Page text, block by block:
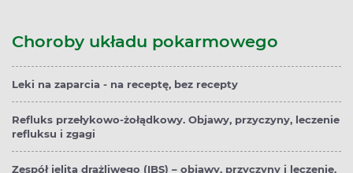
Choroby układu pokarmowego
Leki na zaparcia - na receptę, bez recepty
Refluks przełykowo-żołądkowy. Objawy, przyczyny, leczenie
refluksu i zgagi
Zespół jelita drażliwego (IBS) – objawy, przyczyny i leczenie.